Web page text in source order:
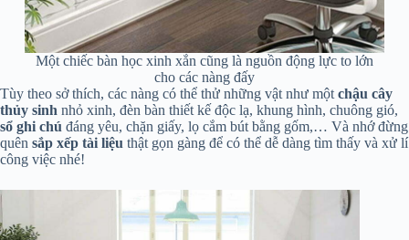
Một chiếc bàn học xinh xắn cũng là nguồn động lực to lớn
cho các nàng đấy
Tùy theo sở thích, các nàng có thể thử những vật như một chậu cây
thủy sinh nhỏ xinh, đèn bàn thiết kế độc lạ, khung hình, chuông gió,
sổ ghi chú đáng yêu, chặn giấy, lọ cắm bút bằng gốm,… Và nhớ đừng
quên sắp xếp tài liệu thật gọn gàng để có thể dễ dàng tìm thấy và xử lí
công việc nhé!